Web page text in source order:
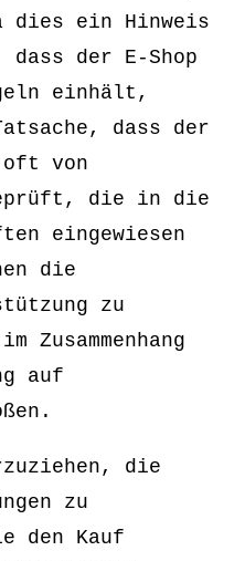
dies ein Hinweis
der E-Shop
einhält,
dass der
von
die in die
eingewiesen
die
zu
Zusammenhang
auf
die
zu
den Kauf